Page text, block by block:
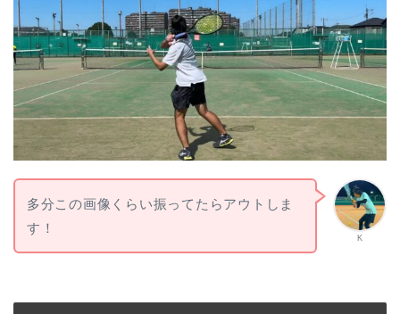
K
多分この画像くらい振ってたらアウトしま
す！